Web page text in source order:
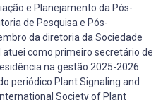
e Planejamento da Pós-
de Pesquisa e Pós-
da diretoria da Sociedade
atuei como primeiro secretário de
na gestão 2025-2026.
periódico Plant Signaling and
Society of Plant